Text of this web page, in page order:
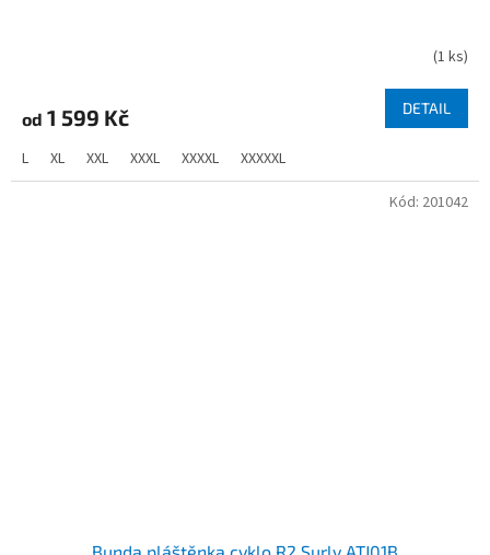
(1 ks)
od 1 599 Kč DETAIL
L XL XXL XXXL XXXXL XXXXXL
Kód: 201042